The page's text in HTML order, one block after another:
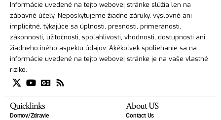
Informácie uvedené na tejto webovej stránke slúžia len na
zábavné účely. Neposkytujeme žiadne záruky, výslovné ani
implicitné, týkajúce sa úplnosti, presnosti, primeranosti,
zákonnosti, užitočnosti, spoľahlivosti, vhodnosti, dostupnosti ani
žiadneho iného aspektu údajov. Akékoľvek spoliehanie sa na
informácie uvedené na tejto webovej stránke je na vaše vlastné
riziko.
Quicklinks
Domov/Zdravie
About US
Contact Us